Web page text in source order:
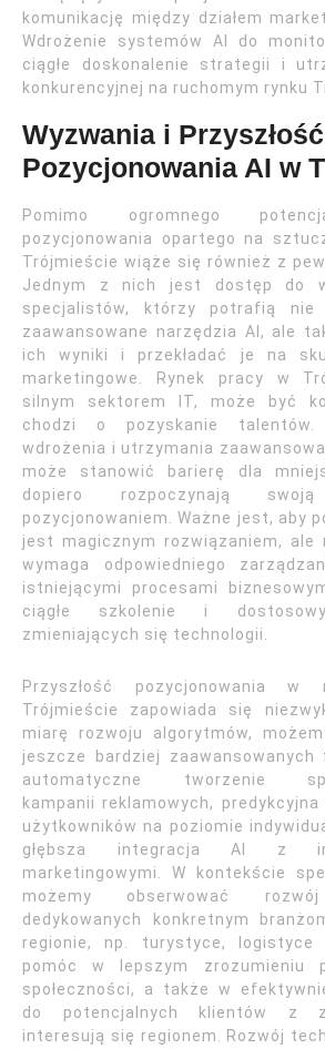
komunikację między działem
Wdrożenie systemów AI do
ciągłe doskonalenie strategii i
konkurencyjnej na ruchomym rynku
Wyzwania i Przyszłość
Pozycjonowania AI w
Pomimo ogromnego
pozycjonowania opartego na
Trójmieście wiąże się również z
Jednym z nich jest dostęp do
specjalistów, którzy potrafią nie
zaawansowane narzędzia AI, ale
ich wyniki i przekładać je na
marketingowe. Rynek pracy w
silnym sektorem IT, może być
chodzi o pozyskanie
wdrożenia i utrzymania
może stanowić barierę dla
dopiero rozpoczynają
pozycjonowaniem. Ważne jest, aby
jest magicznym rozwiązaniem, ale
wymaga odpowiedniego
istniejącymi procesami
ciągłe szkolenie i
zmieniających się technologii.
Przyszłość pozycjonowania
Trójmieście zapowiada się
miarę rozwoju algorytmów,
jeszcze bardziej
automatyczne tworzenie
kampanii reklamowych,
użytkowników na poziomie
głębsza integracja AI z
marketingowymi. W kontekście
możemy obserwować
dedykowanych konkretnym
regionie, np. turystyce,
pomóc w lepszym zrozumieniu
społeczności, a także w
do potencjalnych klientów z
interesują się regionem. Rozwój